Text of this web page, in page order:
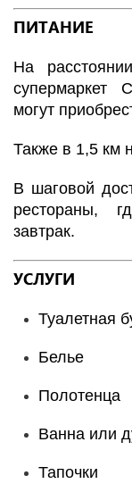
ПИТАНИЕ
На
супермаркет
могут
Также в 1,5 км
В шаговой
рестораны,
завтрак.
УСЛУГИ
Туалетная
Белье
Полотенца
Ванна или
Тапочки